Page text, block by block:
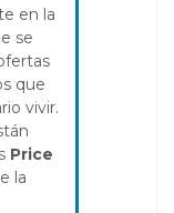
en la
se
que
vivir.
Price
la